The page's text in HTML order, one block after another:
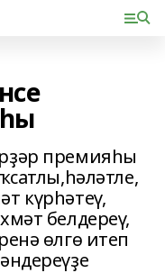
премияһы
күрһәтеү,
белдереү,
өлгө итеп